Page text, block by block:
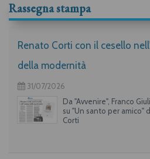
Rassegna stampa
Renato Corti con il cesello
della modernità
31/07/2026
Da "Avvenire", Franco
su "Un santo per amico"
Corti